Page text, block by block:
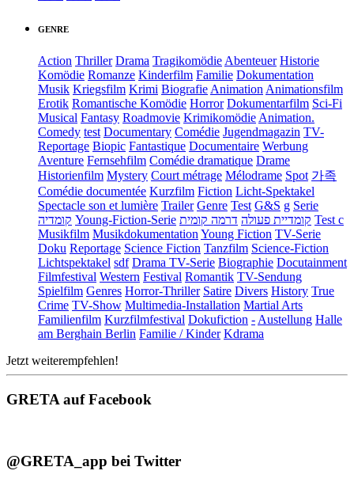
GENRE
Action Thriller Drama TragikomödieAbenteuer Historie
Komödie Romanze Kinderfilm Familie Dokumentation
Musik Kriegsfilm Krimi BiografieAnimationAnimationsfilm
Erotik Romantische Komödie Horror Dokumentarfilm Sci-Fi
Musical Fantasy Roadmovie KrimikomödieAnimation.
Comedy test Documentary Comédie Jugendmagazin TV-
Reportage Biopic Fantastique Documentaire Werbung
Aventure Fernsehfilm Comédie dramatique Drame
Historienfilm Mystery Court métrage Mélodrame Spot 가족
Comédie documentée Kurzfilm Fiction Licht-Spektakel
Spectacle son et lumière Trailer Genre Test G&S g Serie
קומדיה Young-Fiction-Serie קומדיית פעולה דרמה קומית
Test c
Musikfilm MusikdokumentationYoung Fiction TV-Serie
Doku Reportage Science Fiction Tanzfilm Science-Fiction
Lichtspektakel sdf Drama TV-Serie Biographie Docutainment
Filmfestival Western Festival Romantik TV-Sendung
Spielfilm Genres Horror-Thriller Satire Divers History True
Crime TV-Show Multimedia-Installation Martial Arts
Familienfilm Kurzfilmfestival Dokufiction -Austellung Halle
am Berghain Berlin Familie / Kinder Kdrama
Jetzt weiterempfehlen!
GRETA auf Facebook
@GRETA_app bei Twitter